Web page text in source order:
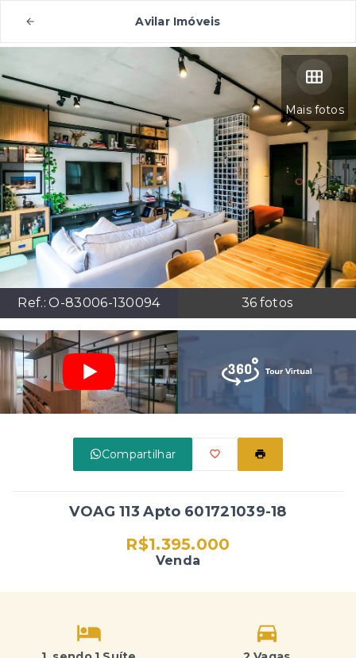
Avilar Imóveis
Mais fotos
Ref.:O-83006-130094 36 fotos
Compartilhar
VOAG 113 Apto 601721039-18
R$1.395.000
Venda